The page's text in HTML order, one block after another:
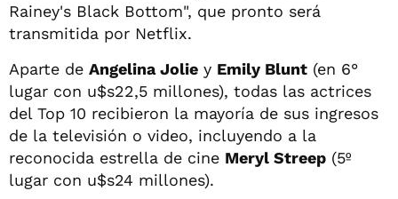
Rainey's Black Bottom", que pronto será
transmitida por Netflix.
Aparte de Angelina Jolie y Emily Blunt (en 6°
lugar con u$s22,5 millones), todas las actrices
del Top 10 recibieron la mayoría de sus ingresos
de la televisión o video, incluyendo a la
reconocida estrella de cine Meryl Streep (5º
lugar con u$s24 millones).